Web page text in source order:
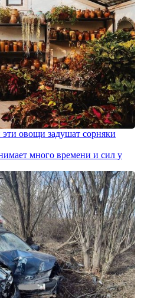
овощи задушат сорняки
много времени и сил у